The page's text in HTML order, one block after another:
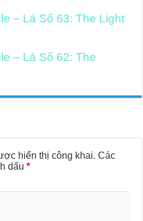
– Lá Số 63: The Light
– Lá Số 62: The
hiển thị công khai. Các
dấu*